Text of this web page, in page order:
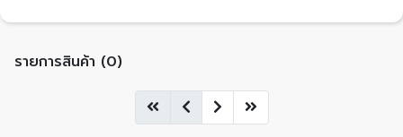
รายการสินค้า (0)